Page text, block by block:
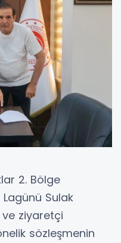
2. Bölge
Sulak
ziyaretçi
sözleşmenin